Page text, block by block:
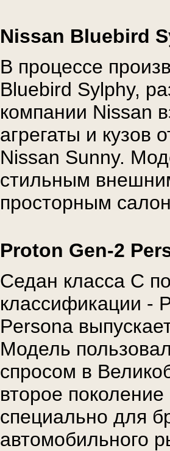
Nissan Bluebird
В процессе
Bluebird Sylphy,
компании Nissan
агрегаты и кузов
Nissan Sunny.
стильным
просторным
Proton Gen-2
Седан класса С
классификации -
Persona
Модель
спросом в
второе
специально для
автомобильного